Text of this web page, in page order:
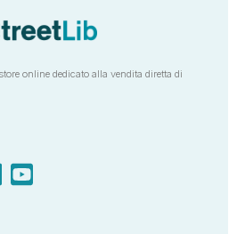
online dedicato alla vendita diretta di